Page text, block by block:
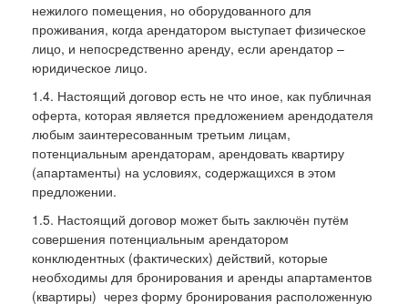
нежилого помещения, но оборудованного для
проживания, когда арендатором выступает физическое
лицо, и непосредственно аренду, если арендатор –
юридическое лицо.
1.4. Настоящий договор есть не что иное, как публичная
оферта, которая является предложением арендодателя
любым заинтересованным третьим лицам,
потенциальным арендаторам, арендовать квартиру
(апартаменты) на условиях, содержащихся в этом
предложении.
1.5. Настоящий договор может быть заключён путём
совершения потенциальным арендатором
конклюдентных (фактических) действий, которые
необходимы для бронирования и аренды апартаментов
(квартиры) через форму бронирования расположенную